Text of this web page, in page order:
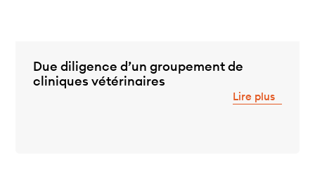
Due diligence d’un groupement de
cliniques vétérinaires
Lire plus